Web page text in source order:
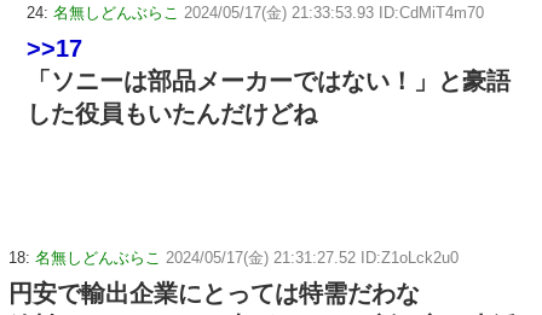
24: 名無しどんぶらこ 2024/05/17(金) 21:33:53.93 ID:CdMiT4m70
>>17
「ソニーは部品メーカーではない！」と豪語
した役員もいたんだけどね
18: 名無しどんぶらこ 2024/05/17(金) 21:31:27.52 ID:Z1oLck2u0
円安で輸出企業にとっては特需だわな